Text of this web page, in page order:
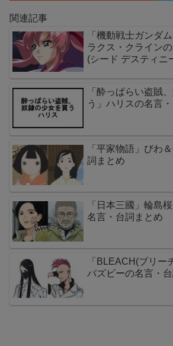
関連記事
「機動戦士ガンダ
ラクス・クライン
(シード デスティニ
「酔っぱらい盗賊
う」ハリスの名言
「平家物語」びわ
詞まとめ
「日本三國」輪島
名言・台詞まとめ
「BLEACH(ブリー
バズビーの名言・